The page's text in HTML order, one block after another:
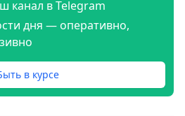
канал в Telegram
дня — оперативно,
в курсе